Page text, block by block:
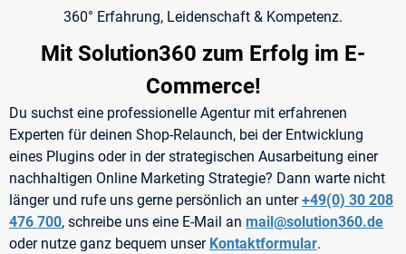
360° Erfahrung, Leidenschaft & Kompetenz.
Mit Solution360 zum Erfolg im E-
Commerce!
Du suchst eine professionelle Agentur mit erfahrenen
Experten für deinen Shop-Relaunch, bei der Entwicklung
eines Plugins oder in der strategischen Ausarbeitung einer
nachhaltigen Online Marketing Strategie? Dann warte nicht
länger und rufe uns gerne persönlich an unter+49(0) 30 208
476 700, schreibe uns eine E-Mail an mail@solution360.de
oder nutze ganz bequem unser Kontaktformular.